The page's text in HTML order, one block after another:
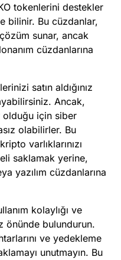
tokenlerini destekler
bilinir. Bu cüzdanlar,
sunar, ancak
cüzdanlarına
satın aldığınız
Ancak,
için siber
olabilirler. Bu
varlıklarınızı
saklamak yerine,
yazılım cüzdanlarına
kolaylığı ve
bulundurun.
ve yedekleme
unutmayın. Bu